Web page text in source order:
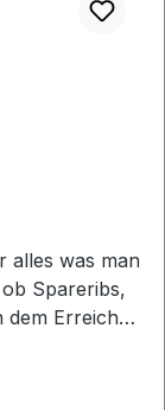
alles was man
Spareribs,
Erreichen
glasieren